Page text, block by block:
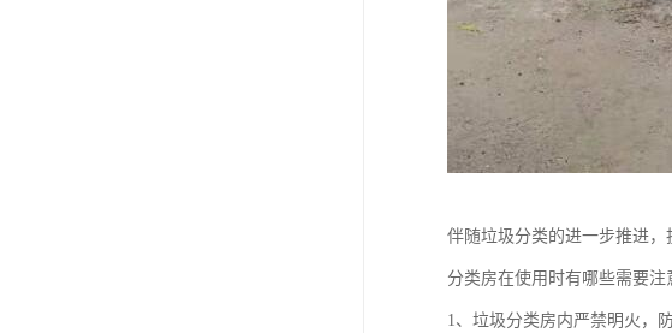
伴随垃圾分类的进一步推进
分类房在使用时有哪些需要注
1、垃圾分类房内严禁明火，